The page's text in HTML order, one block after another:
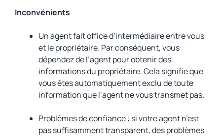
Inconvénients
Un agent fait office d’intermédiaire entre vous
et le propriétaire. Par conséquent, vous
dépendez de l’agent pour obtenir des
informations du propriétaire. Cela signifie que
vous êtes automatiquement exclu de toute
information que l’agent ne vous transmet pas.
Problèmes de confiance : si votre agent n’est
pas suffisamment transparent, des problèmes